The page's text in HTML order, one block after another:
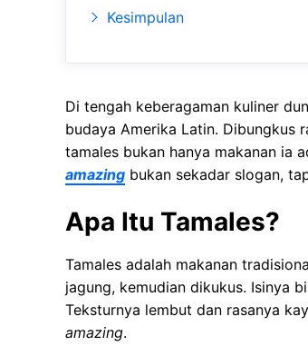
Kesimpulan
Di tengah keberagaman kuliner
budaya Amerika Latin. Dibungkus
tamales bukan hanya makanan ia
amazing bukan sekadar slogan,
Apa Itu Tamales?
Tamales adalah makanan
jagung, kemudian dikukus. Isinya
Teksturnya lembut dan rasanya
amazing.